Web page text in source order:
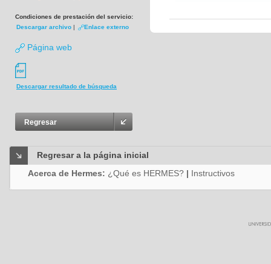
Condiciones de prestación del servicio:
Descargar archivo | Enlace externo
Página web
Descargar resultado de búsqueda
Regresar
Regresar a la página inicial
Acerca de Hermes: ¿Qué es HERMES? | Instructivos